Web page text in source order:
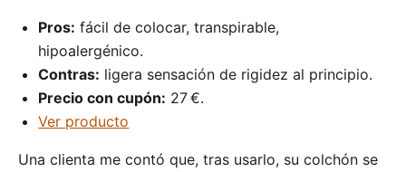
Pros: fácil de colocar, transpirable,
hipoalergénico.
Contras: ligera sensación de rigidez al principio.
Precio con cupón: 27 €.
Ver producto
Una clienta me contó que, tras usarlo, su colchón se